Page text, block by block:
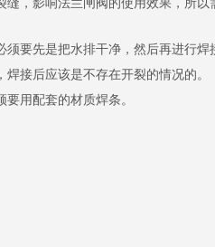
要先是把水排干净，然后再进行焊
接后应该是不存在开裂的情况的。
用配套的材质焊条。